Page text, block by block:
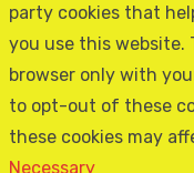
party cookies that
you use this website.
browser only with
to opt-out of these
these cookies may
Necessary